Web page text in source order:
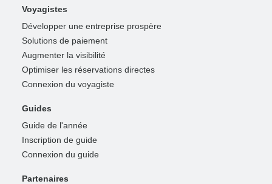
Voyagistes
Développer une entreprise prospère
Solutions de paiement
Augmenter la visibilité
Optimiser les réservations directes
Connexion du voyagiste
Guides
Guide de l'année
Inscription de guide
Connexion du guide
Partenaires